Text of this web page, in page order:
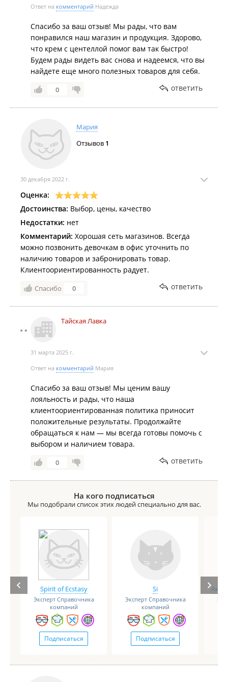
Ответ на комментарий Надежда
Спасибо за ваш отзыв! Мы рады, что вам
понравился наш магазин и продукция. Здорово,
что крем с центеллой помог вам так быстро!
Будем рады видеть вас снова и надеемся, что вы
найдете еще много полезных товаров для себя.
0 ответить
Мария
Отзывов 1
30 декабря 2022 г.
Оценка:
Достоинства: Выбор, цены, качество
Недостатки: нет
Комментарий: Хорошая сеть магазинов. Всегда
можно позвонить девочкам в офис уточнить по
наличию товаров и забронировать товар.
Клиентоориентированность радует.
Спасибо 0 ответить
Тайская Лавка
31 марта 2025 г.
Ответ на комментарий Мария
Спасибо за ваш отзыв! Мы ценим вашу
лояльность и рады, что наша
клиентоориентированная политика приносит
положительные результаты. Продолжайте
обращаться к нам — мы всегда готовы помочь с
выбором и наличием товара.
0 ответить
На кого подписаться
Мы подобрали список этих людей специально для вас.
Spirit of Ecstasy
Эксперт Справочника
компаний
Подписаться
Si
Эксперт Справочника
компаний
Подписаться